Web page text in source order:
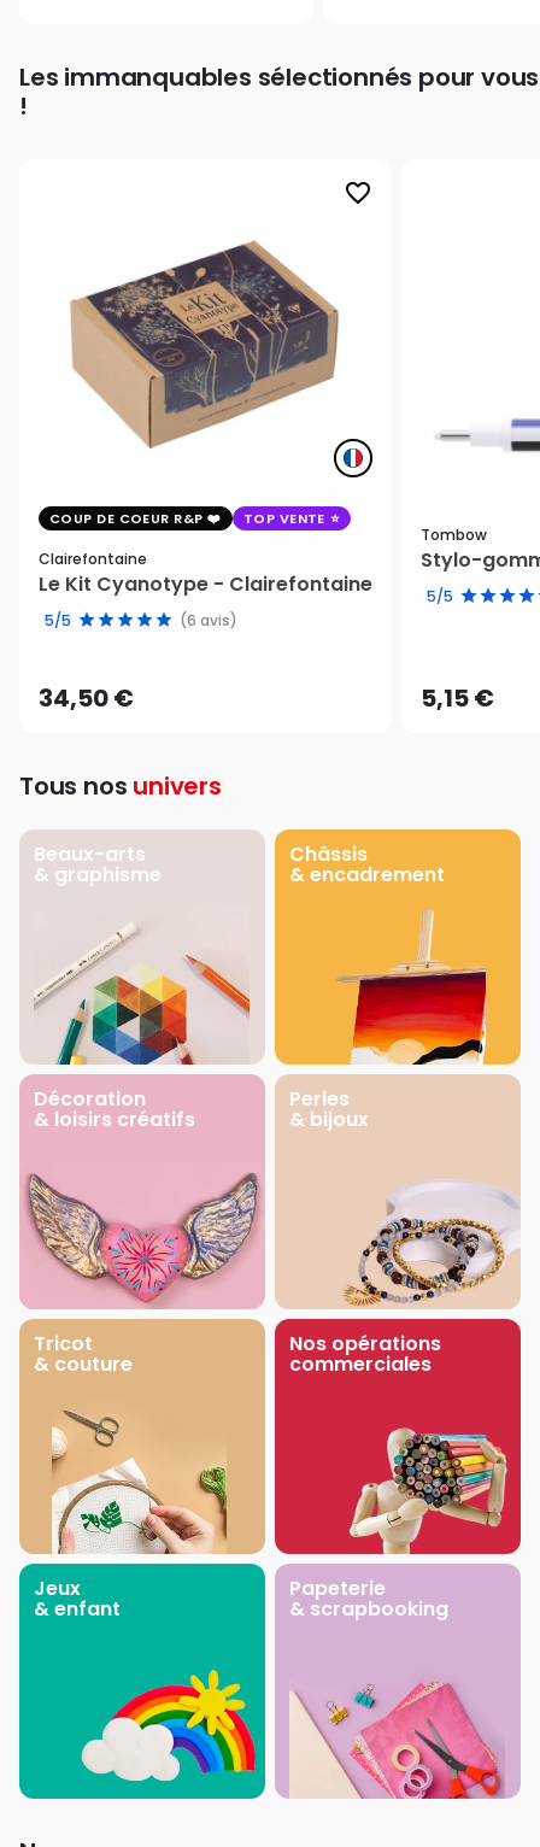
Les immanquables sélectionnés pour vous
!
favorite_border
COUP DE COEUR R&P TOP VENTE
Clairefontaine
Le Kit Cyanotype - Clairefontaine
5/5 (6 avis)
34,50 €
Tombow
Stylo-
5/5
5,15 €
Tous nos univers
Beaux-arts
& graphisme
Châssis
& encadrement
Décoration
& loisirs créatifs
Perles
& bijoux
Tricot
& couture
Nos opérations
commerciales
Jeux
& enfant
Papeterie
& scrapbooking